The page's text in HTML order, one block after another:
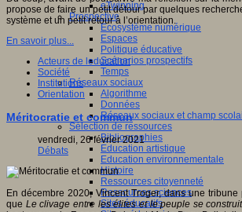
eTwinning
Prospective
Ecosystème numérique
Espaces
Politique éducative
Scénarios prospectifs
Temps
Réseaux sociaux
Algorithme
Données
Réseaux sociaux et champ
Sélection de ressources
Bibliographies
Education artistique
Education environnementale
Histoire
Ressources citoyenneté
Ressources sciences
Sites éducatifs
propose de faire un petit détour par quelques
système et un petit retour à l’orientation.
En savoir plus...
Acteurs de leducation
Société
Institutions
Orientation
Méritocratie et commun
vendredi, 26 février 2021
Débats
En décembre 2020, Vincent Troger, dans une
que Le clivage entre les élites et le peuple se